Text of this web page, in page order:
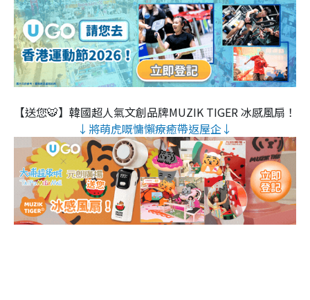
【送您🐯】韓國超人氣文創品牌MUZIK TIGER 冰感風扇！
↓將萌虎嘅慵懶療癒帶返屋企↓